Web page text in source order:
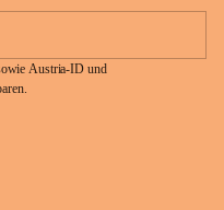
Austria-ID und